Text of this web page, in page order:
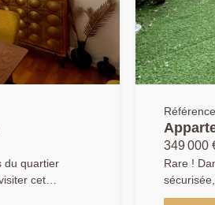
du quartier
cet
entrée, un
m2
349 000
Rare !
proximité